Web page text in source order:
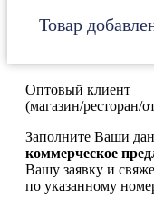
Товар
Оптовый клиент
(магазин/ресторан/
Заполните Ваши
коммерческое
Вашу заявку и
по указанному